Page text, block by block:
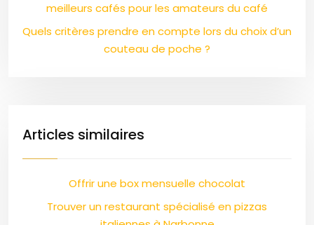
meilleurs cafés pour les amateurs du café
Quels critères prendre en compte lors du choix d’un
couteau de poche ?
Articles similaires
Offrir une box mensuelle chocolat
Trouver un restaurant spécialisé en pizzas